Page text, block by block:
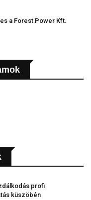
a Forest Power Kft.
profi
küszöbén